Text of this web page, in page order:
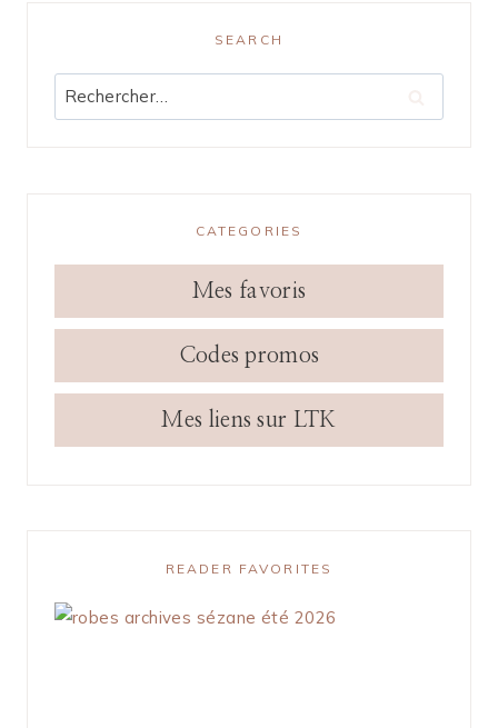
SEARCH
Rechercher :
CATEGORIES
Mes favoris
Codes promos
Mes liens sur LTK
READER FAVORITES